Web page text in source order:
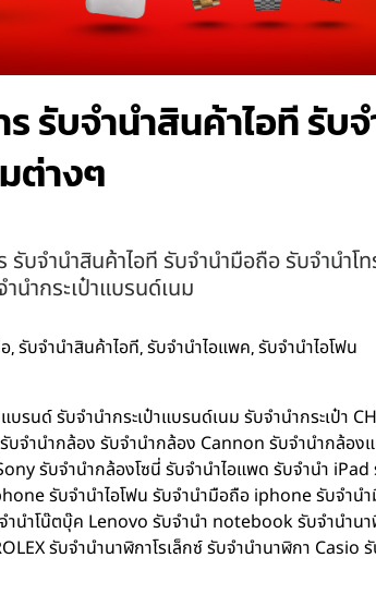
รับจำนำสินค้าไอที รับ
ต่างๆ
บจำนำสินค้าไอที รับจำนำมือถือ รับจำนำ
นำกระเป๋าแบรนด์เนม
,รับจำนำสินค้าไอที,รับจำนำไอแพค,รับจำนำไอโฟน
รนด์ รับจำนำกระเป๋าแบรนด์เนม รับจำนำกระเป๋า
รับจำนำกล้อง รับจำนำกล้อง Cannon รับจำนำกล้
รับจำนำกล้องโซนี่ รับจำนำไอแพด รับจำนำ
รับจำนำไอโฟน รับจำนำมือถือ iphone รับจำน
นำโน๊ตบุ๊ค Lenovo รับจำนำ notebook รับจำนำน
รับจำนำนาฬิกาโรเล็กซ์ รับจำนำนาฬิกา Casio